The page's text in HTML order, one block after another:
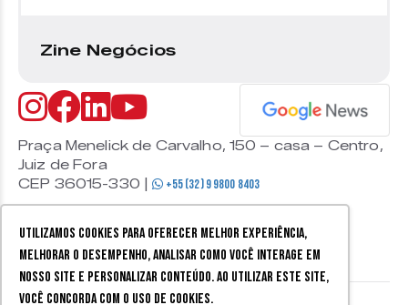
Utilizamos cookies para oferecer melhor experiência,
melhorar o desempenho, analisar como você interage em
nosso site e personalizar conteúdo. Ao utilizar este site,
você concorda com o uso de cookies.
Zine Negócios
Praça Menelick de Carvalho, 150 – casa – Centro,
Juiz de Fora
CEP 36015-330 |
+55 (32) 9 9800 8403